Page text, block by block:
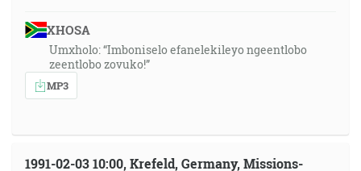
XHOSA
Umxholo: “Imboniselo efanelekileyo ngeentlobo
zeentlobo zovuko!”
MP3
1991-02-03 10:00, Krefeld, Germany, Missions-